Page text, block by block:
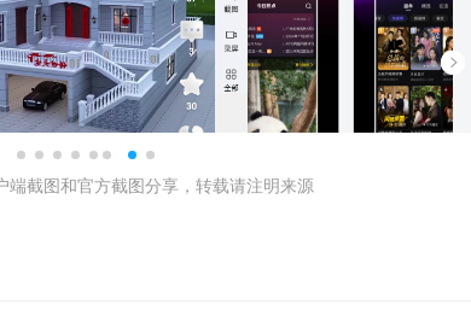
端截图和官方截图分享，转载请注明来源